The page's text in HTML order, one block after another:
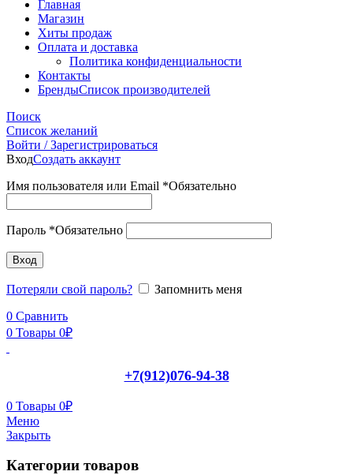
Главная
Магазин
Хиты продаж
Оплата и доставка
Политика конфиденциальности
Контакты
БрендыСписок производителей
Поиск
Список желаний
Войти / Зарегистрироваться
ВходСоздать аккаунт
Имя пользователя или Email *Обязательно
Пароль *Обязательно
Вход
Потеряли свой пароль?
Запомнить меня
0 Сравнить
0 Товары 0₽
+7(912)076-94-38
0 Товары 0₽
Меню
Закрыть
Категории товаров